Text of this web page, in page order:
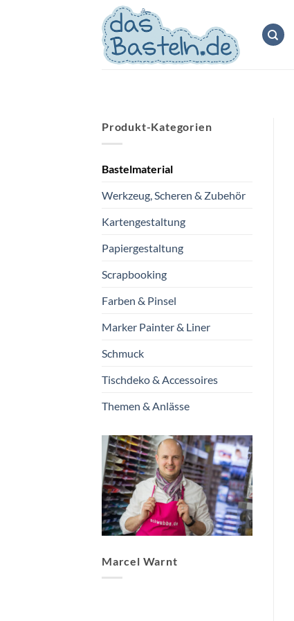
Produkt-Kategorien
Bastelmaterial
Werkzeug, Scheren & Zubehör
Kartengestaltung
Papiergestaltung
Scrapbooking
Farben & Pinsel
Marker Painter & Liner
Schmuck
Tischdeko & Accessoires
Themen & Anlässe
Marcel Warnt